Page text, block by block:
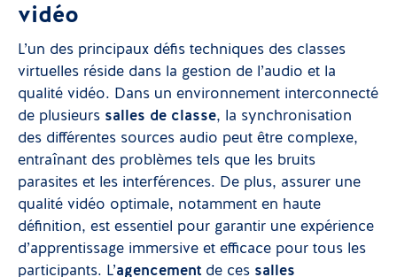
vidéo
L’un des principaux défis techniques des classes
virtuelles réside dans la gestion de l’audio et la
qualité vidéo. Dans un environnement interconnecté
de plusieurs salles de classe, la synchronisation
des différentes sources audio peut être complexe,
entraînant des problèmes tels que les bruits
parasites et les interférences. De plus, assurer une
qualité vidéo optimale, notamment en haute
définition, est essentiel pour garantir une expérience
d’apprentissage immersive et efficace pour tous les
participants. L’agencementde ces salles